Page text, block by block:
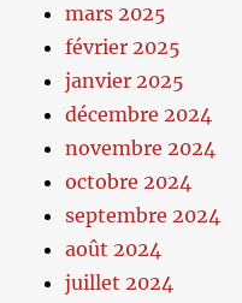
mars 2025
février 2025
janvier 2025
décembre 2024
novembre 2024
octobre 2024
septembre 2024
août 2024
juillet 2024